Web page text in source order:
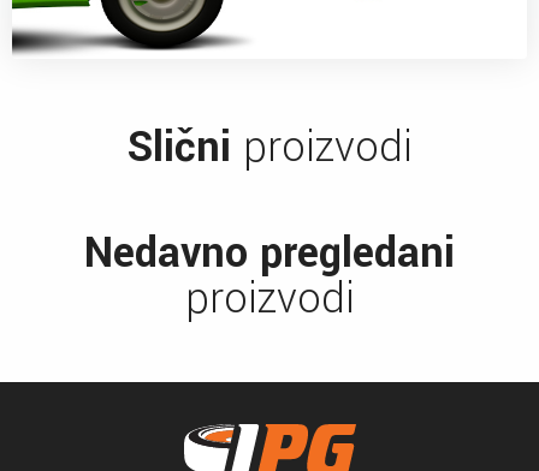
Slični proizvodi
Nedavno pregledani
proizvodi